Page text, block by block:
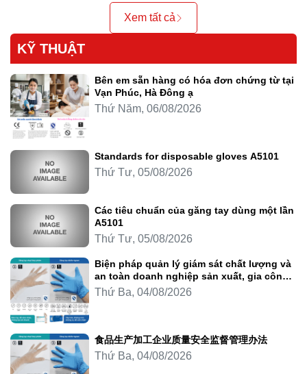
Xem tất cả
KỸ THUẬT
Bên em sẵn hàng có hóa đơn chứng từ tại
Vạn Phúc, Hà Đông ạ
Thứ Năm, 06/08/2026
Standards for disposable gloves A5101
Thứ Tư, 05/08/2026
Các tiêu chuẩn của găng tay dùng một lần
A5101
Thứ Tư, 05/08/2026
Biện pháp quản lý giám sát chất lượng và
an toàn doanh nghiệp sản xuất, gia công
thực phẩm
Thứ Ba, 04/08/2026
食品生产加工企业质量安全监督管理办法
Thứ Ba, 04/08/2026